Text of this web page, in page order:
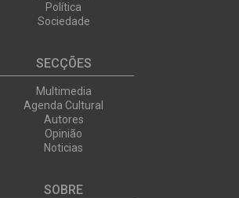
Política
Sociedade
SECÇÕES
Multimedia
Agenda Cultural
Autores
Opinião
Noticias
SOBRE